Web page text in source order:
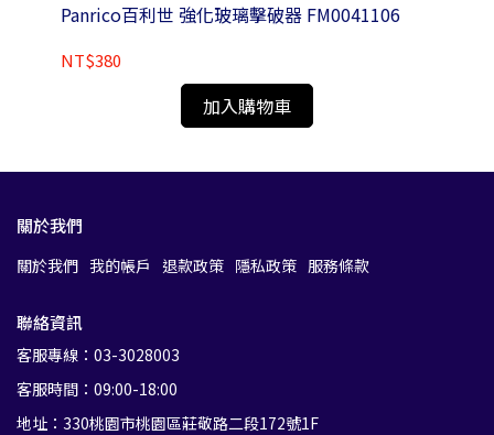
Panrico百利世 強化玻璃擊破器 FM0041106
NT$380
加入購物車
關於我們
關於我們 我的帳戶 退款政策 隱私政策 服務條款
聯絡資訊
客服專線：03-3028003
客服時間：09:00-18:00
地址：330桃園市桃園區莊敬路二段172號1F